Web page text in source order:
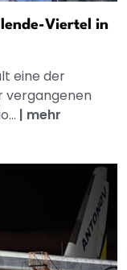
Viertel in
eine der
vergangenen
| mehr